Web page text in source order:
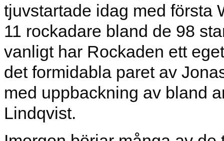
tjuvstartade idag med första
11 rockadare bland de 98
vanligt har Rockaden ett
det formidabla paret av
med uppbackning av bland
Lindqvist.